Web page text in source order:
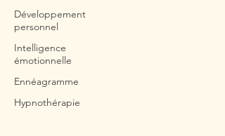
Développement
personnel
Intelligence
émotionnelle
Ennéagramme
Hypnothérapie